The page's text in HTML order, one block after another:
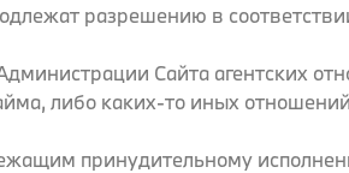
разрешению в
Сайта агентских
либо каких-то иных
принудительному